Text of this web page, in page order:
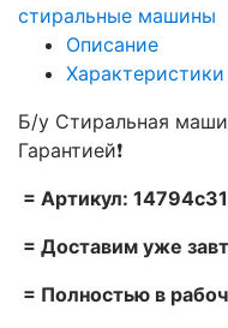
стиральные машины
Описание
Характеристики
Б/у Стиральная
Гарантией❗
= Артикул: 14794c31
= Доставим уже
= Полностью в